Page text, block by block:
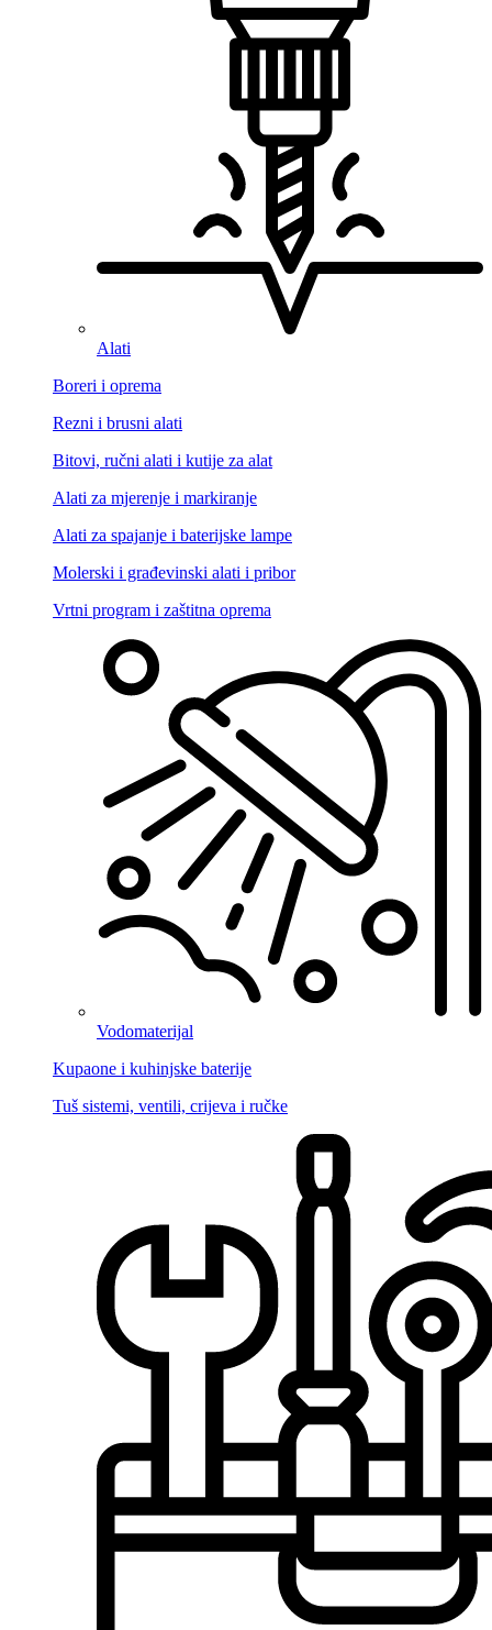
Alati
Boreri i oprema
Rezni i brusni alati
Bitovi, ručni alati i kutije za alat
Alati za mjerenje i markiranje
Alati za spajanje i baterijske lampe
Molerski i građevinski alati i pribor
Vrtni program i zaštitna oprema
Vodomaterijal
Kupaone i kuhinjske baterije
Tuš sistemi, ventili, crijeva i ručke